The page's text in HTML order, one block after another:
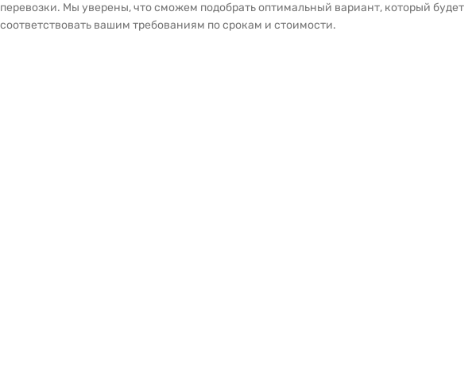
перевозки. Мы уверены, что сможем подобрать оптимальный вариант, который будет
соответствовать вашим требованиям по срокам и стоимости.